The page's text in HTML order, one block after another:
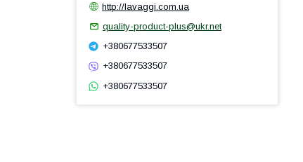
http://lavaggi.com.ua
quality-product-plus@ukr.net
+380677533507
+380677533507
+380677533507